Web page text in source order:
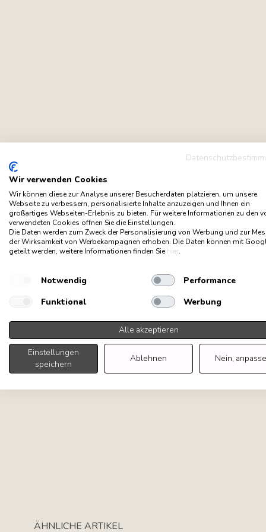
ÄHNLICHE ARTIKEL
Wir verwenden Cookies
Wir können diese zur Analyse unserer Besucherdaten platzieren, um unsere
Webseite zu verbessern, personalisierte Inhalte anzuzeigen und Ihnen ein
großartiges Webseiten-Erlebnis zu bieten. Für weitere Informationen zu den
verwendeten Cookies öffnen Sie die Einstellungen.
Die Daten werden zum Zweck der Personalisierung von Werbung und zur
der Wirksamkeit von Werbekampagnen erhoben. Die Daten können mit
geteilt werden, weitere Informationen finden Siehier.
Notwendig
Performance
Funktional
Werbung
Alle akzeptieren
Einstellungen
speichern
Ablehnen Nein,